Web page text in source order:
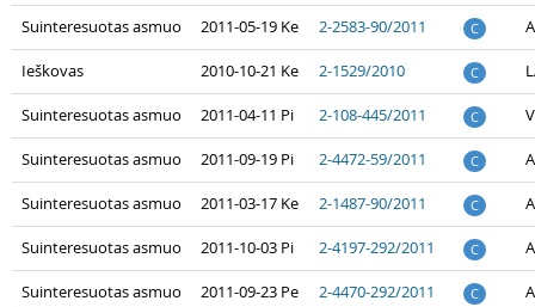
Suinteresuotas asmuo 2011-05-19 Ke 2-2583-90/2011 C
Ieškovas 2010-10-21 Ke 2-1529/2010 C
Suinteresuotas asmuo 2011-04-11 Pi 2-108-445/2011 C
Suinteresuotas asmuo 2011-09-19 Pi 2-4472-59/2011 C
Suinteresuotas asmuo 2011-03-17 Ke 2-1487-90/2011 C
Suinteresuotas asmuo 2011-10-03 Pi 2-4197-292/2011 C
Suinteresuotas asmuo 2011-09-23 Pe 2-4470-292/2011 C